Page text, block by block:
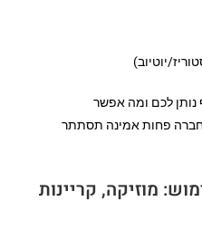
יוטיוב)
לכם ומה אפשר
פחות אמינה תסתתר
מוזיקה, קריינות